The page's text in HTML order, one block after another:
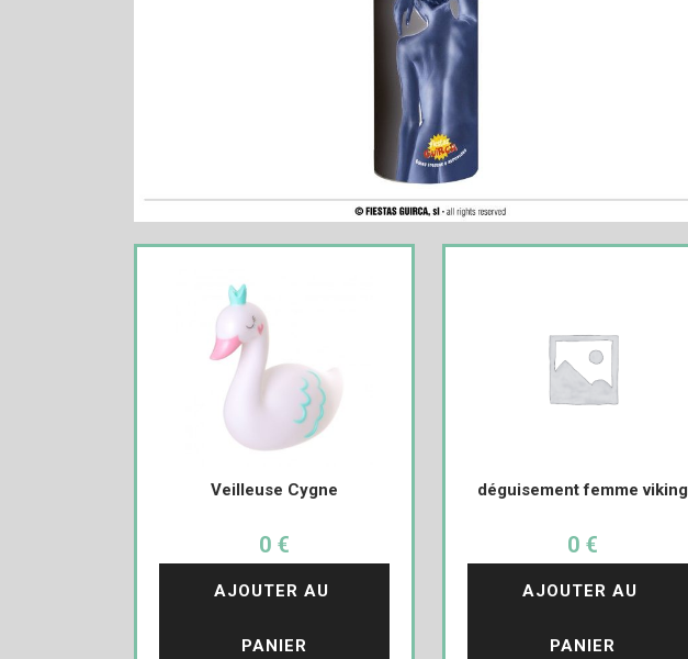
Veilleuse Cygne
0 €
AJOUTER AU
PANIER
déguisement femme viking
0 €
AJOUTER AU
PANIER